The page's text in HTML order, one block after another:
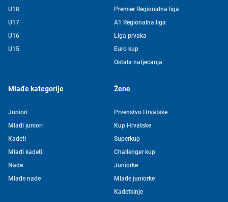
U18
U17
U16
U15
Premier Regionalna liga
A1 Regionalna liga
Liga prvaka
Euro kup
Ostala natjecanja
Mlađe kategorije
Juniori
Mlađi juniori
Kadeti
Mlađi kadeti
Nade
Mlađe nade
Žene
Prvenstvo Hrvatske
Kup Hrvatske
Superkup
Challenger kup
Juniorke
Mlađe juniorke
Kadetkinje